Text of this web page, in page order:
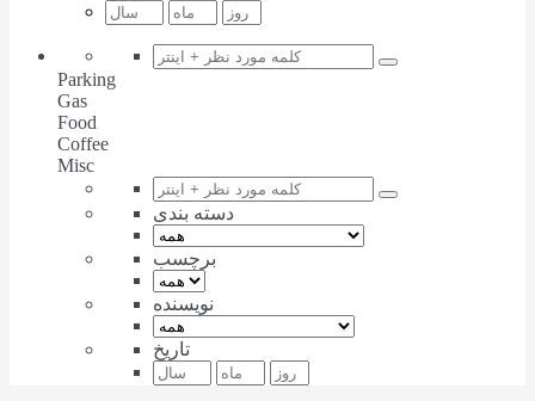
Parking
Gas
Food
Coffee
Misc
دسته بندی
برچسب
نویسنده
تاریخ